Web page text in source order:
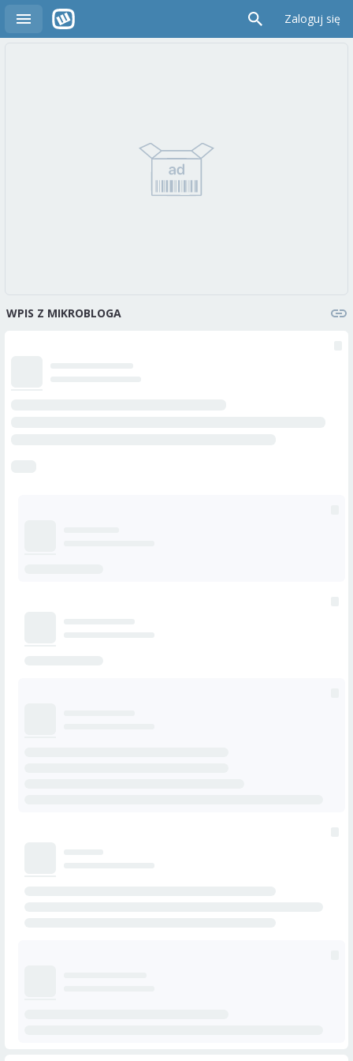
Zaloguj się
WPIS Z MIKROBLOGA